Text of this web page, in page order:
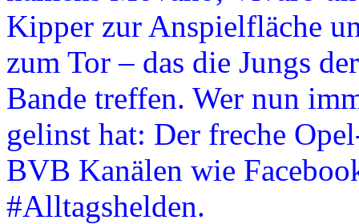
Kipper zur Anspielfläche
zum Tor – das die Jungs
Bande treffen. Wer nun
gelinst hat: Der freche
BVB Kanälen wie
#Alltagshelden.